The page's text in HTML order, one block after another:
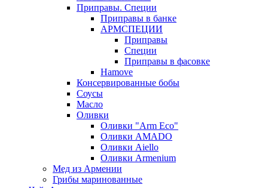
Приправы. Специи
Приправы в банке
АРМСПЕЦИИ
Приправы
Специи
Приправы в фасовке
Hamove
Консервированные бобы
Соусы
Масло
Оливки
Оливки "Arm Eco"
Оливки AMADO
Оливки Aiello
Оливки Armenium
Мед из Армении
Грибы маринованные